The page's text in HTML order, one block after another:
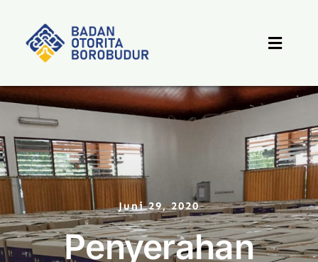
content
Toggle
Beranda
Profil
Berita
Destinasi
Juni 29, 2020
Penyerahan